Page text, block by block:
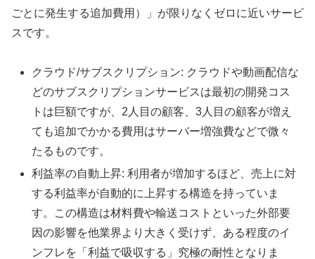
ごとに発生する追加費用）」が限りなくゼロに近いサービ
スです。
クラウド/サブスクリプション: クラウドや動画配信な
どのサブスクリプションサービスは最初の開発コス
トは巨額ですが、2人目の顧客、3人目の顧客が増え
ても追加でかかる費用はサーバー増強費などで微々
たるものです。
利益率の自動上昇: 利用者が増加するほど、売上に対
する利益率が自動的に上昇する構造を持っていま
す。この構造は材料費や輸送コストといった外部要
因の影響を他業界より大きく受けず、ある程度のイ
ンフレを「利益で吸収する」究極の耐性となりま